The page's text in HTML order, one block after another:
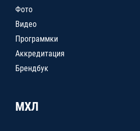
Фото
Видео
Программки
Аккредитация
Брендбук
МХЛ